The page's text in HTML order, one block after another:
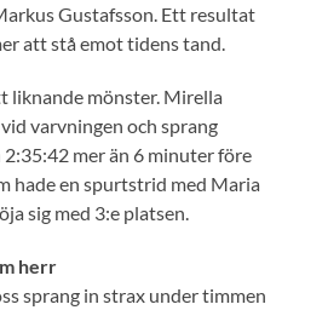
Gustafsson. Ett resultat
att stå emot tidens tand.
liknande mönster. Mirella
varvningen och sprang
mer än 6 minuter före
hade en spurtstrid med Maria
sig med 3:e platsen.
herr
sprang in strax under timmen